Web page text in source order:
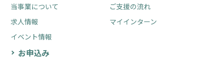
当事業について
ご支援の流れ
求人情報
マイインターン
イベント情報
お申込み